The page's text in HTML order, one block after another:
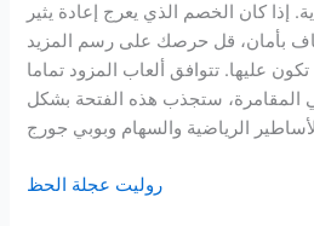
إذا كان الخصم الذي يعرج إعادة يثير
بأمان، قل حرصك على رسم المزيد
عليها. تتوافق ألعاب المزود تماما
المقامرة، ستجذب هذه الفتحة بشكل
روليت عجلة الحظ